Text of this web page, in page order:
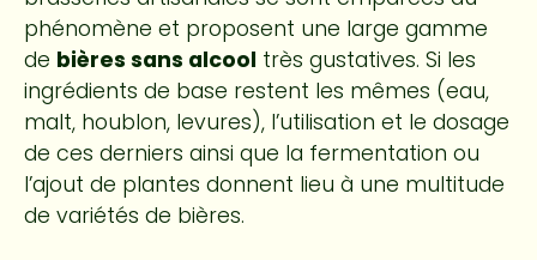
phénomène et proposent une large gamme
de bières sans alcool très gustatives. Si les
ingrédients de base restent les mêmes (eau,
malt, houblon, levures), l’utilisation et le dosage
de ces derniers ainsi que la fermentation ou
l’ajout de plantes donnent lieu à une multitude
de variétés de bières.